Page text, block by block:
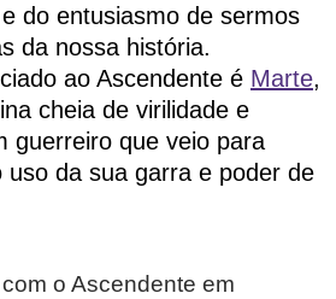
do entusiasmo de sermos
da nossa história.
ao Ascendente é Marte,
cheia de virilidade e
guerreiro que veio para
uso da sua garra e poder de
o Ascendente em